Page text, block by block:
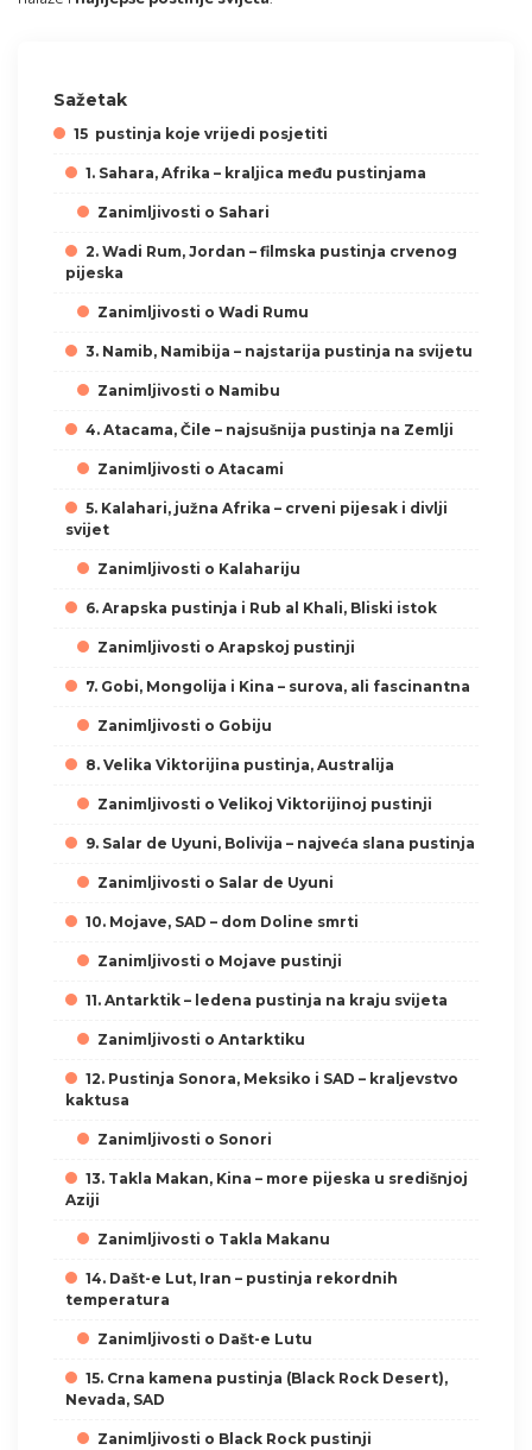
Sažetak
15 pustinja koje vrijedi posjetiti
1. Sahara, Afrika – kraljica među pustinjama
Zanimljivosti o Sahari
2. Wadi Rum, Jordan – filmska pustinja crvenog
pijeska
Zanimljivosti o Wadi Rumu
3. Namib, Namibija – najstarija pustinja na svijetu
Zanimljivosti o Namibu
4. Atacama, Čile – najsušnija pustinja na Zemlji
Zanimljivosti o Atacami
5. Kalahari, južna Afrika – crveni pijesak i divlji
svijet
Zanimljivosti o Kalahariju
6. Arapska pustinja i Rub al Khali, Bliski istok
Zanimljivosti o Arapskoj pustinji
7. Gobi, Mongolija i Kina – surova, ali fascinantna
Zanimljivosti o Gobiju
8. Velika Viktorijina pustinja, Australija
Zanimljivosti o Velikoj Viktorijinoj pustinji
9. Salar de Uyuni, Bolivija – najveća slana pustinja
Zanimljivosti o Salar de Uyuni
10. Mojave, SAD – dom Doline smrti
Zanimljivosti o Mojave pustinji
11. Antarktik – ledena pustinja na kraju svijeta
Zanimljivosti o Antarktiku
12. Pustinja Sonora, Meksiko i SAD – kraljevstvo
kaktusa
Zanimljivosti o Sonori
13. Takla Makan, Kina – more pijeska u središnjoj
Aziji
Zanimljivosti o Takla Makanu
14. Dašt-e Lut, Iran – pustinja rekordnih
temperatura
Zanimljivosti o Dašt-e Lutu
15. Crna kamena pustinja (Black Rock Desert),
Nevada, SAD
Zanimljivosti o Black Rock pustinji